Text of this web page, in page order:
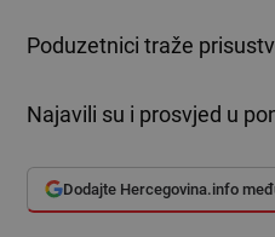
Poduzetnici traže
Najavili su i prosvjed u
Dodajte Hercegovina.info